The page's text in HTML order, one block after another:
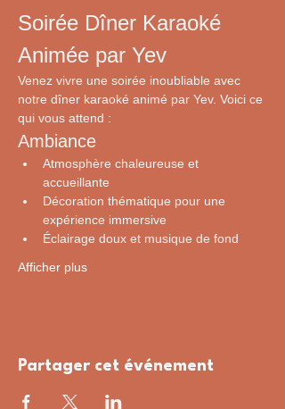
Soirée Dîner Karaoké
Animée par Yev
Venez vivre une soirée inoubliable avec
notre dîner karaoké animé par Yev. Voici ce
qui vous attend :
Ambiance
Atmosphère chaleureuse et
accueillante
Décoration thématique pour une
expérience immersive
Éclairage doux et musique de fond
Afficher plus
Partager cet événement